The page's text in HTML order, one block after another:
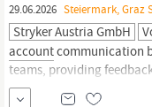
29.06.2026 Steiermark, Graz
Stryker Austria GmbH
accountcommunication
teams, providing
required. Develop and